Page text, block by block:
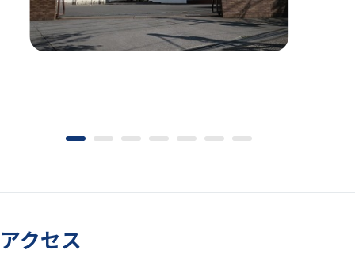
アクセス